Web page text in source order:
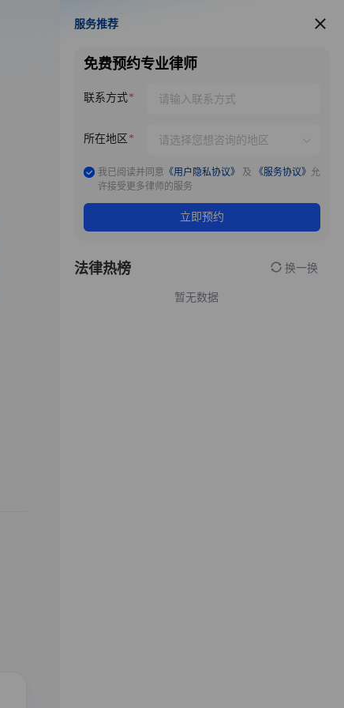
服务推荐
服务推荐
免费预约专业律师
联系方式
所在地区
我已阅读并同意 《用户隐私协议》 及 《服务协议》 允
许接受更多律师的服务
立即预约
法律热榜 换一换
暂无数据